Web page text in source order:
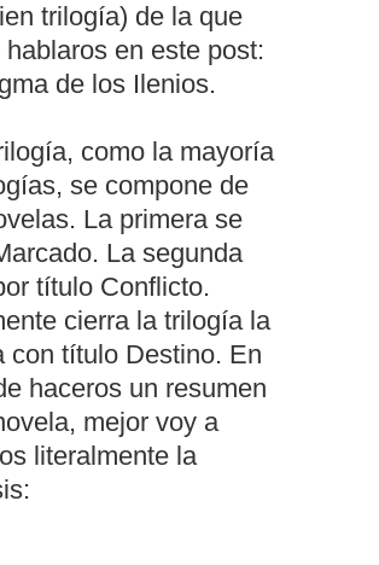
trilogía) de la que
hablaros en este post:
de los Ilenios.
como la mayoría
se compone de
La primera se
La segunda
título Conflicto.
cierra la trilogía la
con título Destino. En
haceros un resumen
mejor voy a
literalmente la